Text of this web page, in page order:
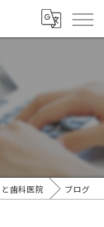
歯科医院 ブログ